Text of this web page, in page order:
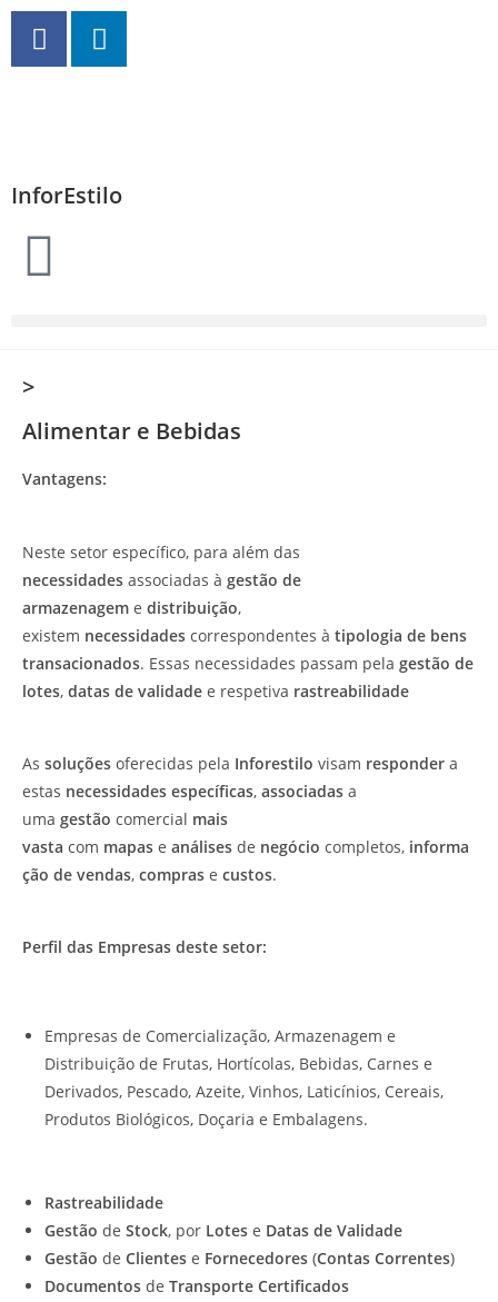
InforEstilo
>
Alimentar e Bebidas
Vantagens:
Neste setor específico, para além das
necessidades associadas à gestão de
armazenagem e distribuição,
existem necessidades correspondentes à tipologia de bens
transacionados. Essas necessidades passam pela gestão de
lotes, datas de validade e respetiva rastreabilidade
As soluções oferecidas pela Inforestilo visam responder a
estas necessidades específicas, associadas a
uma gestão comercial mais
vasta com mapas e análises de negócio completos, informa
ção de vendas, compras e custos.
Perfil das Empresas deste setor:
Empresas de Comercialização, Armazenagem e
Distribuição de Frutas, Hortícolas, Bebidas, Carnes e
Derivados, Pescado, Azeite, Vinhos, Laticínios, Cereais,
Produtos Biológicos, Doçaria e Embalagens.
Rastreabilidade
Gestão de Stock, por Lotes e Datas de Validade
Gestão de Clientes e Fornecedores (Contas Correntes)
Documentos de Transporte Certificados